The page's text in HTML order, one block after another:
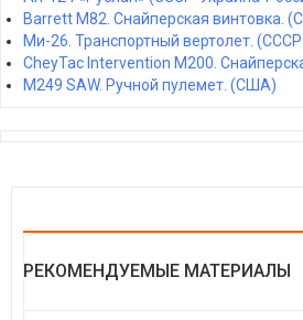
Barrett M82. Снайперская винтовка.
Ми-26. Транспортный вертолет.
CheyTac Intervention M200.
M249 SAW. Ручной пулемет. (США)
РЕКОМЕНДУЕМЫЕ МАТЕРИАЛЫ